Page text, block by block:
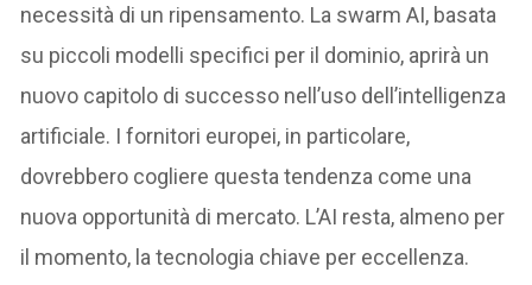
necessità di un ripensamento. La swarm AI, basata
su piccoli modelli specifici per il dominio, aprirà un
nuovo capitolo di successo nell’uso dell’intelligenza
artificiale. I fornitori europei, in particolare,
dovrebbero cogliere questa tendenza come una
nuova opportunità di mercato. L’AI resta, almeno per
il momento, la tecnologia chiave per eccellenza.